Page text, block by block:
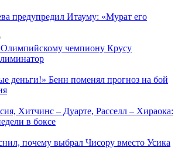
предупредил Итауму: «Мурат его
чемпиону Крусу
деньги!» Бенн поменял прогноз на бой
Хитчинс – Дуарте, Расселл – Хираока:
в боксе
почему выбрал Чисору вместо Усика